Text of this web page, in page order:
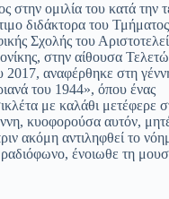
στην ομιλία του κατά την
διδάκτορα του Τμήματος
Σχολής του
στην αίθουσα
αναφέρθηκε στη
του 1944», όπου ένας
με καλάθι μετέφερε
κυοφορούσα αυτόν,
ακόμη αντιληφθεί το
ένοιωθε τη